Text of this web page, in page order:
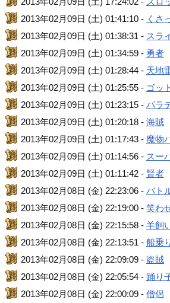
2013年02月09日 (土) 01:41:10 - くさ
2013年02月09日 (土) 01:38:31 - スラ
2013年02月09日 (土) 01:34:59 - 勇者
2013年02月09日 (土) 01:28:44 - 天地
2013年02月09日 (土) 01:25:55 - ゴッ
2013年02月09日 (土) 01:23:15 -パラ
2013年02月09日 (土) 01:20:18 -海賊
2013年02月09日 (土) 01:17:43 - 魔物
2013年02月09日 (土) 01:14:56 - スー
2013年02月09日 (土) 01:11:42 - 賢者
2013年02月08日 (金) 22:23:06 -バト
2013年02月08日 (金) 22:19:00 -笑わ
2013年02月08日 (金) 22:15:58 -羊飼
2013年02月08日 (金) 22:13:51 -船乗
2013年02月08日 (金) 22:09:09 - 盗賊
2013年02月08日 (金) 22:05:54 - 踊り
2013年02月08日 (金) 22:00:09 -僧侶